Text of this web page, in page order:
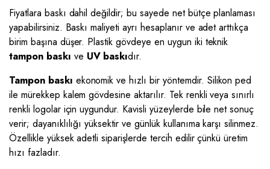
Fiyatlara baskı dahil değildir; bu sayede net bütçe planlaması
yapabilirsiniz. Baskı maliyeti ayrı hesaplanır ve adet arttıkça
birim başına düşer. Plastik gövdeye en uygun iki teknik
tampon baskı ve UV baskıdır.
Tampon baskı ekonomik ve hızlı bir yöntemdir. Silikon ped
ile mürekkep kalem gövdesine aktarılır. Tek renkli veya sınırlı
renkli logolar için uygundur. Kavisli yüzeylerde bile net sonuç
verir; dayanıklılığı yüksektir ve günlük kullanıma karşı silinmez.
Özellikle yüksek adetli siparişlerde tercih edilir çünkü üretim
hızı fazladır.